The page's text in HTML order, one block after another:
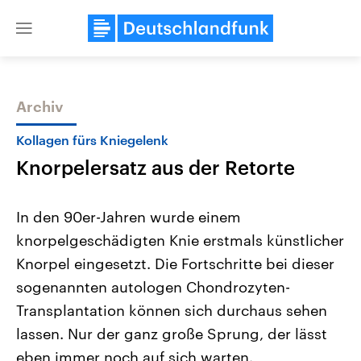
Close
Themen
Landtagswahl Sachsen-Anhalt
2026
Alle Informationen
Sachsen-Anhalt wählt am 6.
September 2026 einen neuen
Landtag. Seit 2021 wird das
Bundesland von einer Koalition aus
USA
Aktuelle Beiträge,
Hintergründe
Wirtschaftlich und
gehören die Vereinigten
den mächtigsten Ländern
mit großem Einfluss auf
Archiv
Kollagen fürs Kniegelenk
Knorpelersatz aus der Retorte
In den 90er-Jahren wurde einem
knorpelgeschädigten Knie erstmals künstlicher
Knorpel eingesetzt. Die Fortschritte bei dieser
sogenannten autologen Chondrozyten-
Transplantation können sich durchaus sehen
lassen. Nur der ganz große Sprung, der lässt
eben immer noch auf sich warten.